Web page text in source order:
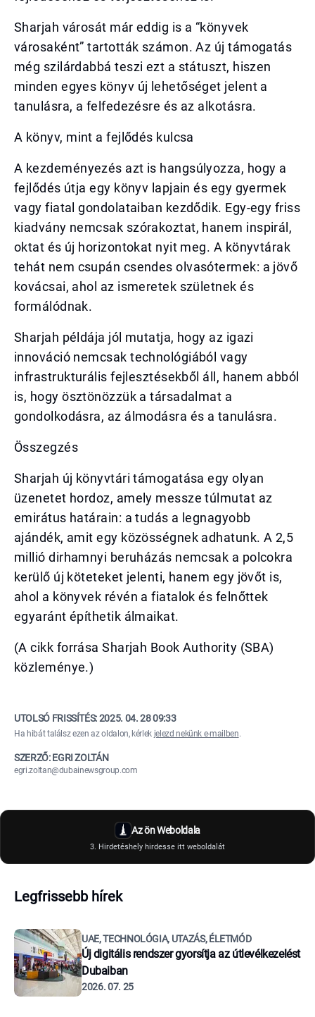
Sharjah városát már eddig is a “könyvek
városaként” tartották számon. Az új támogatás
még szilárdabbá teszi ezt a státuszt, hiszen
minden egyes könyv új lehetőséget jelent a
tanulásra, a felfedezésre és az alkotásra.
A könyv, mint a fejlődés kulcsa
A kezdeményezés azt is hangsúlyozza, hogy a
fejlődés útja egy könyv lapjain és egy gyermek
vagy fiatal gondolataiban kezdődik. Egy-egy friss
kiadvány nemcsak szórakoztat, hanem inspirál,
oktat és új horizontokat nyit meg. A könyvtárak
tehát nem csupán csendes olvasótermek: a jövő
kovácsai, ahol az ismeretek születnek és
formálódnak.
Sharjah példája jól mutatja, hogy az igazi
innováció nemcsak technológiából vagy
infrastrukturális fejlesztésekből áll, hanem abból
is, hogy ösztönözzük a társadalmat a
gondolkodásra, az álmodásra és a tanulásra.
Összegzés
Sharjah új könyvtári támogatása egy olyan
üzenetet hordoz, amely messze túlmutat az
emirátus határain: a tudás a legnagyobb
ajándék, amit egy közösségnek adhatunk. A 2,5
millió dirhamnyi beruházás nemcsak a polcokra
kerülő új köteteket jelenti, hanem egy jövőt is,
ahol a könyvek révén a fiatalok és felnőttek
egyaránt építhetik álmaikat.
(A cikk forrása Sharjah Book Authority (SBA)
közleménye.)
UTOLSÓ FRISSÍTÉS:2025. 04. 28 09:33
Ha hibát találsz ezen az oldalon, kérlek jelezd nekünk e-mailben.
SZERZŐ: EGRI ZOLTÁN
egri.zoltan@dubainewsgroup.com
Az ön Weboldala
3. Hirdetéshely hirdesse itt weboldalát
Legfrissebb hírek
UAE, TECHNOLÓGIA, UTAZÁS, ÉLETMÓD
Új digitális rendszer gyorsítja az útlevélkezelést
Dubaiban
2026. 07. 25